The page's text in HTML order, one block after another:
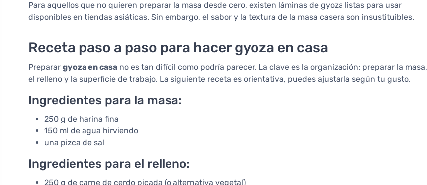
Para aquellos que no quieren preparar la masa desde cero, existen láminas de gyoza listas para usar
disponibles en tiendas asiáticas. Sin embargo, el sabor y la textura de la masa casera son insustituibles.
Receta paso a paso para hacer gyoza en casa
Preparar gyoza en casa no es tan difícil como podría parecer. La clave es la organización: preparar la masa,
el relleno y la superficie de trabajo. La siguiente receta es orientativa, puedes ajustarla según tu gusto.
Ingredientes para la masa:
250 g de harina fina
150 ml de agua hirviendo
una pizca de sal
Ingredientes para el relleno:
250 g de carne de cerdo picada (o alternativa vegetal)